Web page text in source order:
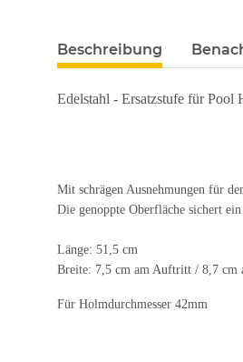
Beschreibung
Edelstahl - Ersatzstufe für Pool
Mit schrägen Ausnehmungen für
Die genoppte Oberfläche sichert
Länge: 51,5 cm
Breite: 7,5 cm am Auftritt / 8,7 cm
Für Holmdurchmesser 42mm